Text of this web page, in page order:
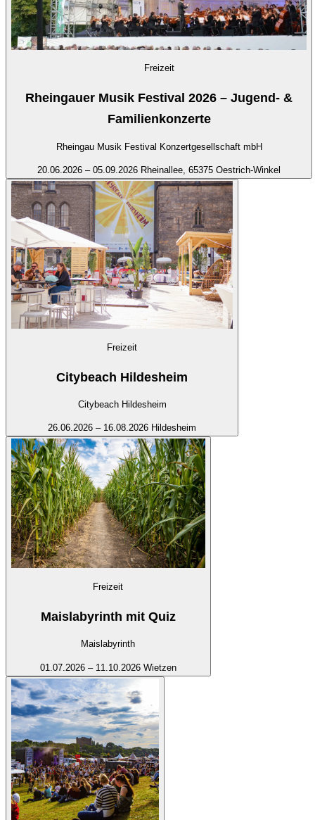
Freizeit
Rheingauer Musik Festival 2026 – Jugend- &
Familienkonzerte
Rheingau Musik Festival Konzertgesellschaft mbH
20.06.2026 – 05.09.2026 Rheinallee, 65375 Oestrich-Winkel
Freizeit
Citybeach Hildesheim
Citybeach Hildesheim
26.06.2026 – 16.08.2026 Hildesheim
Freizeit
Maislabyrinth mit Quiz
Maislabyrinth
01.07.2026 – 11.10.2026Wietzen